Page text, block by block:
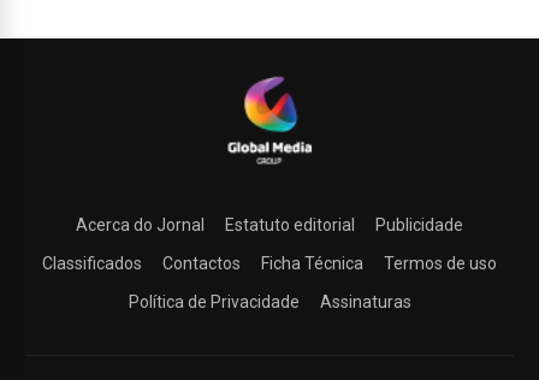
Acerca do Jornal Estatuto editorial
Publicidade
Classificados
Contactos Ficha Técnica
Termos de uso
Política de Privacidade
Assinaturas